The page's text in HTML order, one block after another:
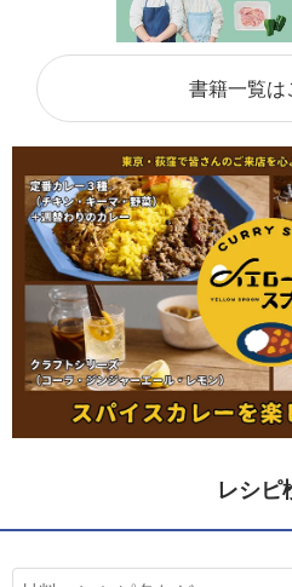
書籍一覧は
レシピ